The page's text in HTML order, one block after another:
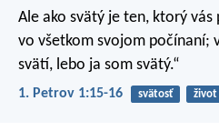
Ale ako svätý je ten, ktorý
vo všetkom svojom počínaní;
svätí, lebo ja som svätý.“
1. Petrov 1:15-16 svätosť život